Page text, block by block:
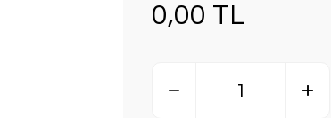
0,00 TL